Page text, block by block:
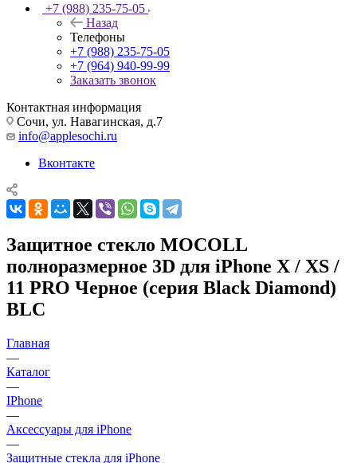
+7 (988) 235-75-05
Назад
Телефоны
+7 (988) 235-75-05
+7 (964) 940-99-99
Заказать звонок
Контактная информация
Сочи, ул. Навагинская, д.7
info@applesochi.ru
Вконтакте
Защитное стекло MOCOLL
полноразмерное 3D для iPhone X / XS /
11 PRO Черное (серия Black Diamond)
BLC
Главная
—
Каталог
—
IPhone
—
Аксессуары для iPhone
—
Защитные стекла для iPhone